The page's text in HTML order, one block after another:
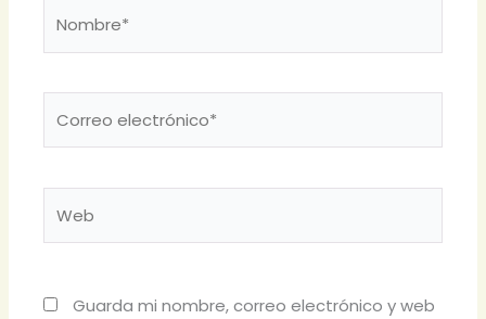
Guarda mi nombre, correo electrónico y web